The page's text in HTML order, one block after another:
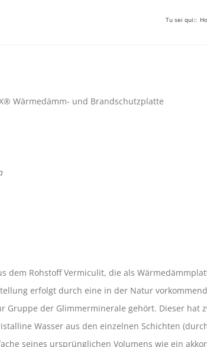
Tu sei qui::
Wärmedämm- und Brandschutzplatte
dem Rohstoff Vermiculit, die als
erfolgt durch eine in der Natur
der Glimmerminerale gehört. Dieser hat
Wasser aus den einzelnen Schichten
seines ursprünglichen Volumens wie ein